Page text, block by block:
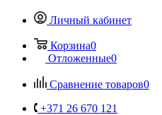
Личный кабинет
Корзина0
Отложенные0
Сравнение товаров0
+371 26 670 121